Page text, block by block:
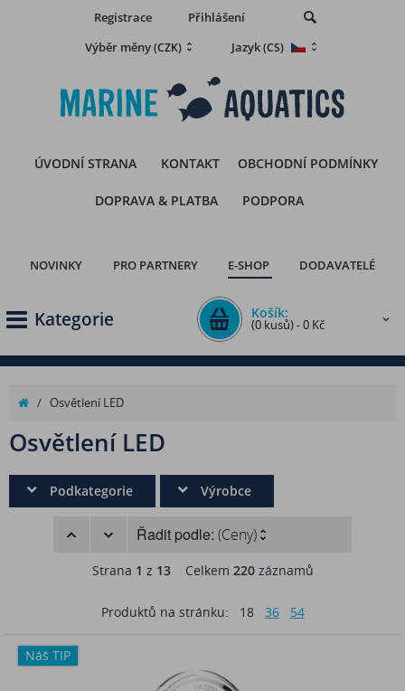
Registrace
Přihlášení
Výběr měny(CZK) Jazyk(CS)
ÚVODNÍ STRANA KONTAKT OBCHODNÍ PODMÍNKY
DOPRAVA & PLATBA PODPORA
NOVINKY PRO PARTNERY E-SHOP DODAVATELÉ
Kategorie Košík:
(0 kusů) - 0 Kč
/ Osvětlení LED
Osvětlení LED
Podkategorie Výrobce
Řadit podle: (Ceny)
Strana 1 z 13Celkem 220záznamů
Produktů na stránku: 18 36 54
Náš TIP